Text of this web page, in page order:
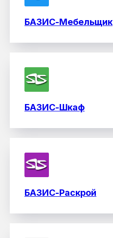
БАЗИС-Мебельщик
БАЗИС-Шкаф
БАЗИС-Раскрой